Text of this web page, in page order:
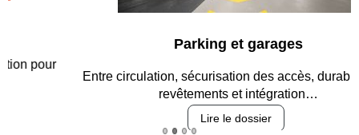
Parking et garages
Entre circulation, sécurisation des accès, durabilité des
revêtements et intégration…
Lire le dossier